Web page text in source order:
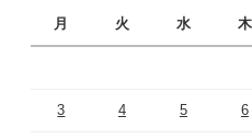
月 火 水 木
3 4 5 6